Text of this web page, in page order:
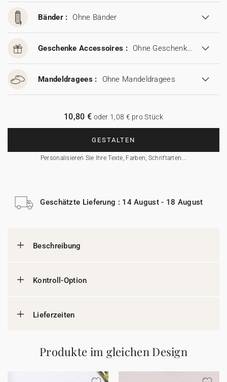
Bänder : Ohne Bänder
Geschenke Accessoires : Ohne Geschenke Accessoires
Mandeldragees : Ohne Mandeldragees
GESTALTEN
Personalisieren Sie Ihre Texte, Farben, Schriftarten...
10,80 € oder 1,08 € pro Stück
Geschätzte Lieferung : 14 August - 18 August
Beschreibung
Kontroll-Option
Lieferzeiten
Produkte im gleichen Design